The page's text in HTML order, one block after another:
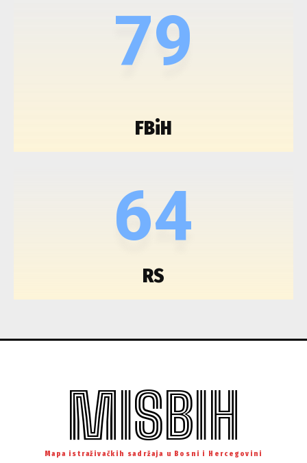
79
FBiH
64
RS
MISBIH
Mapa istraživačkih sadržaja u Bosni i Hercegovini